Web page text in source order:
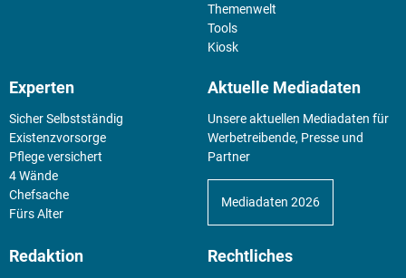
Themenwelt
Tools
Kiosk
Experten
Sicher Selbstständig
Existenz­vorsorge
Pflege versichert
4 Wände
Chefsache
Fürs Alter
Aktuelle Mediadaten
Unsere aktuellen Mediadaten für
Werbetreibende, Presse und
Partner
Mediadaten 2026
Redaktion Rechtliches